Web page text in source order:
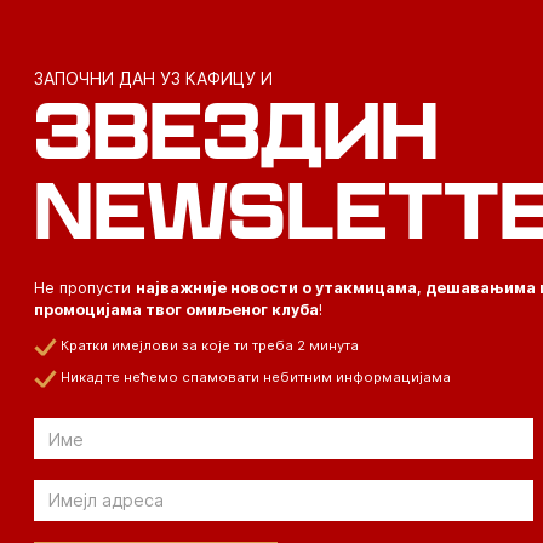
ЗАПОЧНИ ДАН УЗ КАФИЦУ И
ЗВЕЗДИН
Не пропусти најважније новости о утакмицама, дешавањима
промоцијама твог омиљеног клуба!
Кратки имејлови за које ти треба 2 минута
Никад те нећемо спамовати небитним информацијама
Email
Email